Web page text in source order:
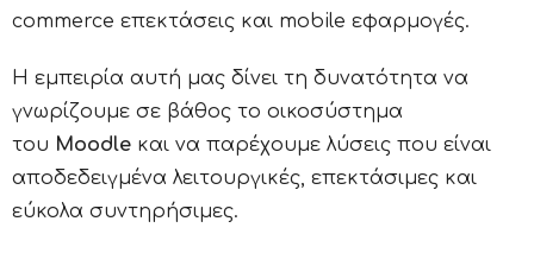
commerce επεκτάσεις και mobile εφαρμογές.
Η εμπειρία αυτή μας δίνει τη δυνατότητα να
γνωρίζουμε σε βάθος το οικοσύστημα
του Moodle και να παρέχουμε λύσεις που είναι
αποδεδειγμένα λειτουργικές, επεκτάσιμες και
εύκολα συντηρήσιμες.